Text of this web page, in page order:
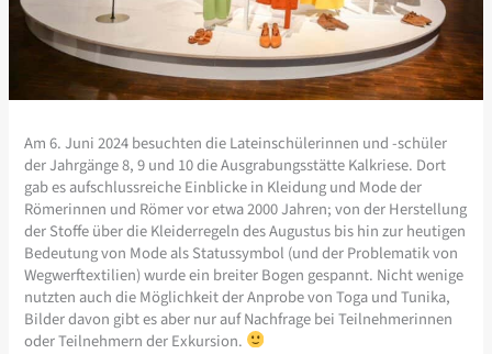
Am 6. Juni 2024 besuchten die Lateinschülerinnen und -schüler
der Jahrgänge 8, 9 und 10 die Ausgrabungsstätte Kalkriese. Dort
gab es aufschlussreiche Einblicke in Kleidung und Mode der
Römerinnen und Römer vor etwa 2000 Jahren; von der Herstellung
der Stoffe über die Kleiderregeln des Augustus bis hin zur heutigen
Bedeutung von Mode als Statussymbol (und der Problematik von
Wegwerftextilien) wurde ein breiter Bogen gespannt. Nicht wenige
nutzten auch die Möglichkeit der Anprobe von Toga und Tunika,
Bilder davon gibt es aber nur auf Nachfrage bei Teilnehmerinnen
oder Teilnehmern der Exkursion.